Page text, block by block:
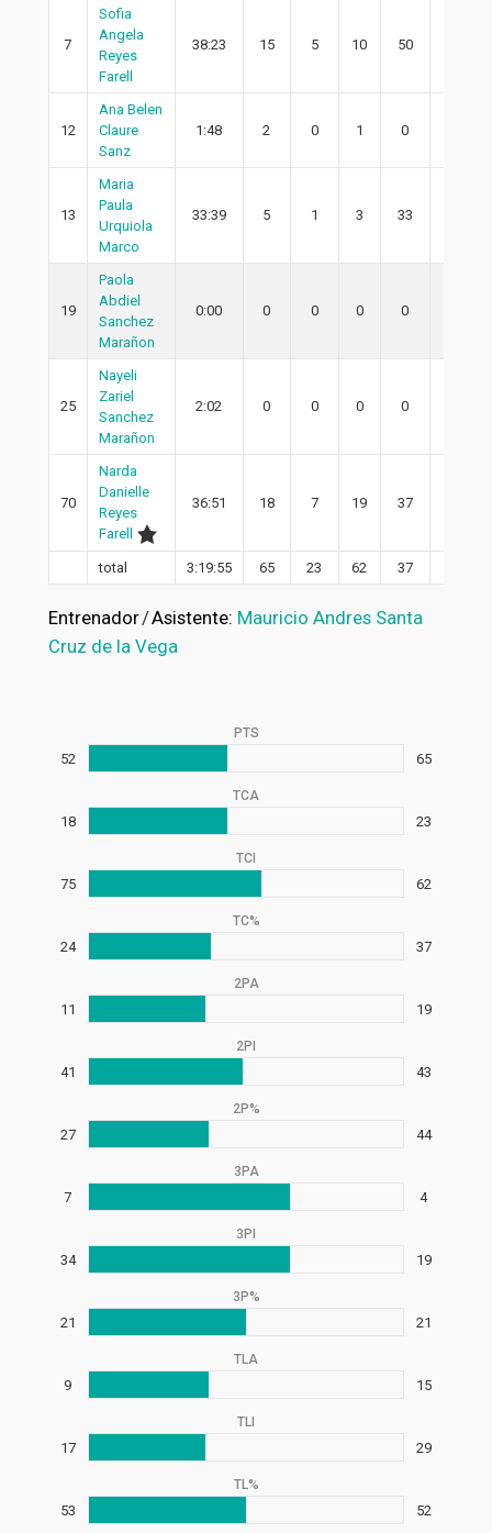
7
Sofia
Angela
Reyes
Farell
38:23 15 5 10 50
12
Ana Belen
Claure
Sanz
1:48 2 0 1 0
13
Maria
Paula
Urquiola
Marco
33:39 5 1 3 33
19
Paola
Abdiel
Sanchez
Marañon
0:00 0 0 0 0
25
Nayeli
Zariel
Sanchez
Marañon
2:02 0 0 0 0
70
Narda
Danielle
Reyes
Farell
36:51 18 7 19 37
total 3:19:55 65 23 62 37
Entrenador/Asistente: Mauricio Andres Santa
Cruz de la Vega
PTS
52 65
TCA
18 23
TCI
75 62
TC%
24 37
2PA
11 19
2PI
41 43
2P%
27 44
3PA
7 4
3PI
34 19
3P%
21 21
TLA
9 15
TLI
17 29
TL%
53 52